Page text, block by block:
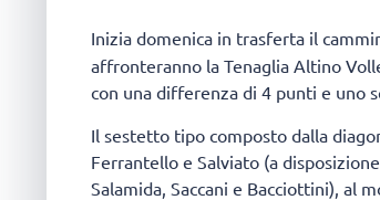
Inizia domenica in trasferta il
affronteranno la Tenaglia Altino
con una differenza di 4 punti e uno
Il sestetto tipo composto dalla
Ferrantello e Salviato (a
Salamida, Saccani e Bacciottini), al